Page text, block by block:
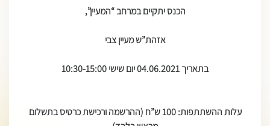
הכנס יתקיים במרחב “המעיין”,
אזהת”ש מעיין צבי
בתאריך 04.06.2021 יום שישי 10:30-15:00
עלות ההשתתפות: 100 ש”ח (ההרשמה ורכישת כרטיס בתשלום